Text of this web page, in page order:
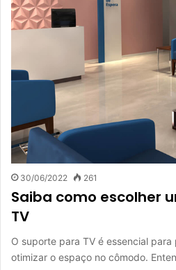
30/06/2022 261
Saiba como escolher
TV
O suporte para TV é essencial
otimizar o espaço no cômodo.